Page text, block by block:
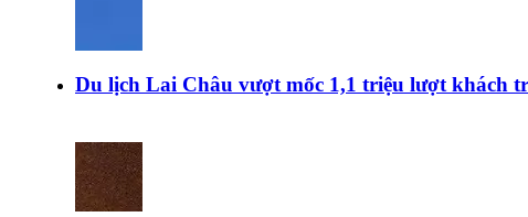
Du lịch Lai Châu vượt mốc 1,1 triệu lượt khách